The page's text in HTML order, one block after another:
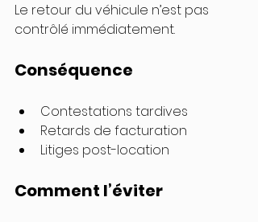
Le retour du véhicule n’est pas
contrôlé immédiatement.
Conséquence
Contestations tardives
Retards de facturation
Litiges post-location
Comment l’éviter